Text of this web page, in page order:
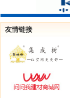
友情链接